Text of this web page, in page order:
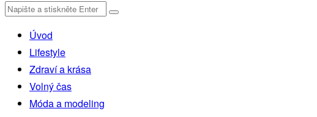
Úvod
Lifestyle
Zdraví a krása
Volný čas
Móda a modeling